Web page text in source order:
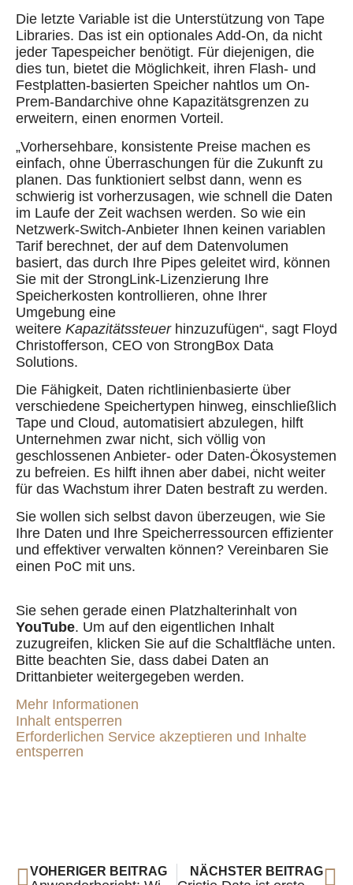
Die letzte Variable ist die Unterstützung von Tape
Libraries. Das ist ein optionales Add-On, da nicht
jeder Tapespeicher benötigt. Für diejenigen, die
dies tun, bietet die Möglichkeit, ihren Flash- und
Festplatten-basierten Speicher nahtlos um On-
Prem-Bandarchive ohne Kapazitätsgrenzen zu
erweitern, einen enormen Vorteil.
„Vorhersehbare, konsistente Preise machen es
einfach, ohne Überraschungen für die Zukunft zu
planen. Das funktioniert selbst dann, wenn es
schwierig ist vorherzusagen, wie schnell die Daten
im Laufe der Zeit wachsen werden. So wie ein
Netzwerk-Switch-Anbieter Ihnen keinen variablen
Tarif berechnet, der auf dem Datenvolumen
basiert, das durch Ihre Pipes geleitet wird, können
Sie mit der StrongLink-Lizenzierung Ihre
Speicherkosten kontrollieren, ohne Ihrer
Umgebung eine
weitere Kapazitätssteuerhinzuzufügen“, sagt Floyd
Christofferson, CEO von StrongBox Data
Solutions.
Die Fähigkeit, Daten richtlinienbasierte über
verschiedene Speichertypen hinweg, einschließlich
Tape und Cloud, automatisiert abzulegen, hilft
Unternehmen zwar nicht, sich völlig von
geschlossenen Anbieter- oder Daten-Ökosystemen
zu befreien. Es hilft ihnen aber dabei, nicht weiter
für das Wachstum ihrer Daten bestraft zu werden.
Sie wollen sich selbst davon überzeugen, wie Sie
Ihre Daten und Ihre Speicherressourcen effizienter
und effektiver verwalten können? Vereinbaren Sie
einen PoC mit uns.
Sie sehen gerade einen Platzhalterinhalt von
YouTube. Um auf den eigentlichen Inhalt
zuzugreifen, klicken Sie auf die Schaltfläche unten.
Bitte beachten Sie, dass dabei Daten an
Drittanbieter weitergegeben werden.
Mehr Informationen
Inhalt entsperren
Erforderlichen Service akzeptieren und Inhalte
entsperren
VOHERIGER BEITRAG NÄCHSTER BEITRAG